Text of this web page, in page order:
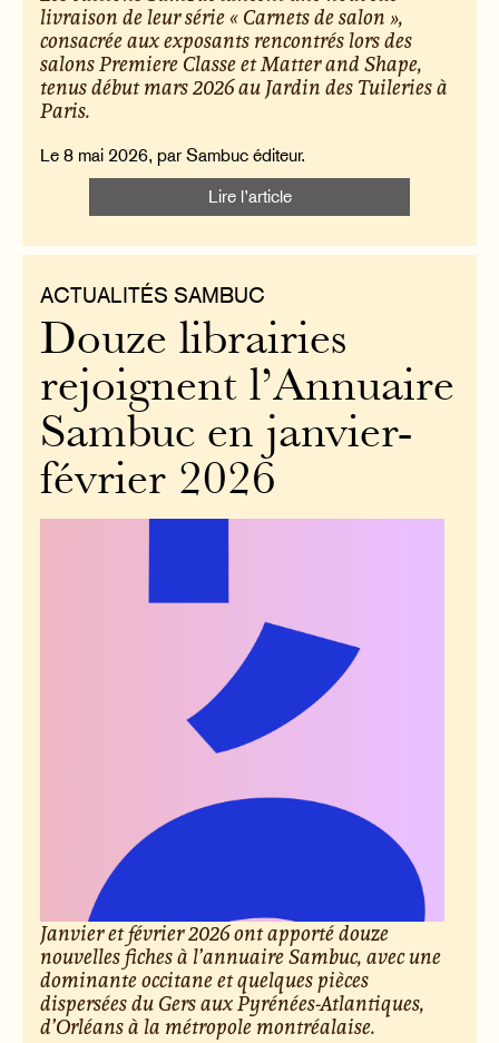
livraison de leur série « Carnets de salon »,
consacrée aux exposants rencontrés lors des
salons Premiere Classe et Matter and Shape,
tenus début mars 2026 au Jardin des Tuileries à
Paris.
Le 8 mai 2026, par Sambuc éditeur.
Lire l’article
ACTUALITÉS SAMBUC
Douze librairies
rejoignent l’Annuaire
Sambuc en janvier-
février 2026
Janvier et février 2026 ont apporté douze
nouvelles fiches à l’annuaire Sambuc, avec une
dominante occitane et quelques pièces
dispersées du Gers aux Pyrénées-Atlantiques,
d’Orléans à la métropole montréalaise.